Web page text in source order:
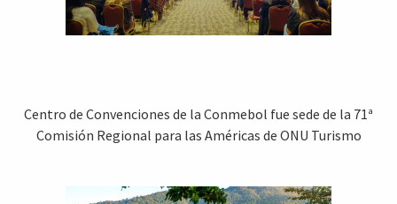
Centro de Convenciones de la Conmebol fue sede de la 71ª
Comisión Regional para las Américas de ONU Turismo